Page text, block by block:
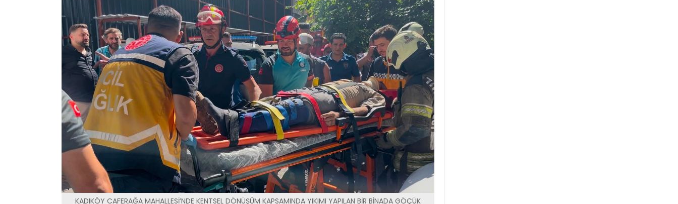
KADIKÖY CAFERAĞA MAHALLESİ’NDE KENTSEL DÖNÜŞÜM KAPSAMINDA YIKIMI YAPILAN BİR BİNADA GÖÇÜK